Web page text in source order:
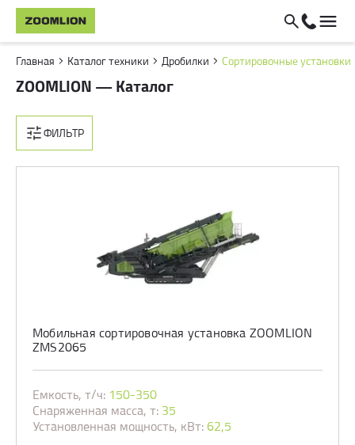
Главная Каталог техники Дробилки Сортировочные установки
ZOOMLION — Каталог
ФИЛЬТР
Мобильная сортировочная установка ZOOMLION
ZMS2065
Емкость, т/ч: 150-350
Снаряженная масса, т: 35
Установленная мощность, кВт:62,5